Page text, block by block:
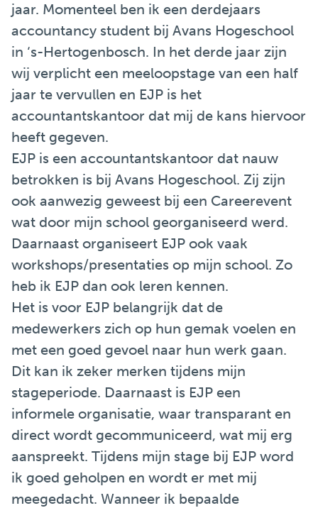
jaar. Momenteel ben ik een derdejaars
accountancy student bij Avans Hogeschool
in ‘s-Hertogenbosch. In het derde jaar zijn
wij verplicht een meeloopstage van een half
jaar te vervullen en EJP is het
accountantskantoor dat mij de kans hiervoor
heeft gegeven.
EJP is een accountantskantoor dat nauw
betrokken is bij Avans Hogeschool. Zij zijn
ook aanwezig geweest bij een Careerevent
wat door mijn school georganiseerd werd.
Daarnaast organiseert EJP ook vaak
workshops/presentaties op mijn school. Zo
heb ik EJP dan ook leren kennen.
Het is voor EJP belangrijk dat de
medewerkers zich op hun gemak voelen en
met een goed gevoel naar hun werk gaan.
Dit kan ik zeker merken tijdens mijn
stageperiode. Daarnaast is EJP een
informele organisatie, waar transparant en
direct wordt gecommuniceerd, wat mij erg
aanspreekt. Tijdens mijn stage bij EJP word
ik goed geholpen en wordt er met mij
meegedacht. Wanneer ik bepaalde